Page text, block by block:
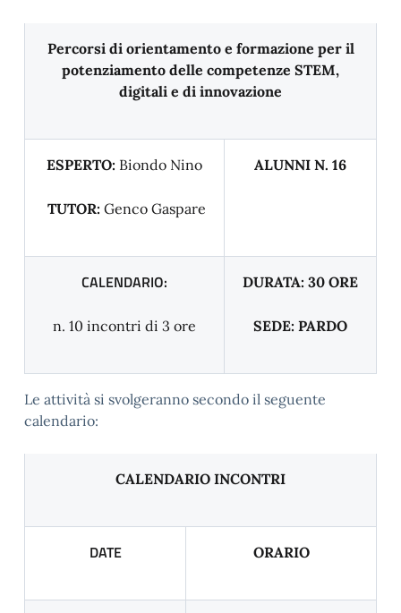
Percorsi di orientamento e formazione per il
potenziamento delle competenze STEM,
digitali e di innovazione
ESPERTO: Biondo Nino
TUTOR: Genco Gaspare
ALUNNI N. 16
CALENDARIO:
n. 10 incontri di 3 ore
DURATA: 30 ORE
SEDE: PARDO
Le attività si svolgeranno secondo il seguente
calendario:
CALENDARIO INCONTRI
DATE ORARIO